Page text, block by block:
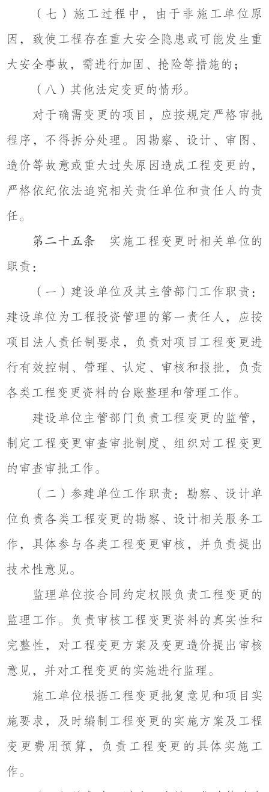
（七）施工过程中，由于非施工单位原
因，致使工程存在重大安全隐患或可能发生重
大安全事故，需进行加固、抢险等措施的；
（八）其他法定变更的情形。
对于确需变更的项目，应按规定严格审批
程序，不得拆分处理。因勘察、设计、审图、
造价等故意或重大过失原因造成工程变更的，
严格依纪依法追究相关责任单位和责任人的责
任。
第二十五条
实施工程变更时相关单位的
职责：
（一）建设单位及其主管部门工作职责：
建设单位为工程投资管理的第一责任人，应按
项目法人责任制要求，负责对项目工程变更进
行有效控制、管理、认定、审核和报批，负责
各类工程变更资料的台账整理和管理工作。
建设单位主管部门负责工程变更的监管，
制定工程变更审查审批制度、组织对工程变更
的审查审批工作。
（二）参建单位工作职责：勘察、设计单
位负责各类工程变更的勘察、设计相关服务工
作，具体参与各类工程变更审核，并负责提出
技术性意见。
监理单位按合同约定权限负责工程变更的
监理工作。负责审核工程变更资料的真实性和
完整性，对工程变更方案及变更造价提出审核
意见，并对工程变更的实施进行监理。
施工单位根据工程变更批复意见和项目实
施要求，及时编制工程变更的实施方案及工程
变更费用预算，负责工程变更的具体实施工
作。